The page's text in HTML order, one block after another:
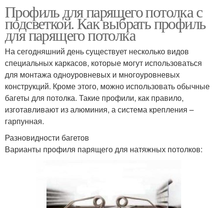
Профиль для парящего потолка с
подсветкой. Как выбрать профиль
для парящего потолка
На сегодняшний день существует несколько видов
специальных каркасов, которые могут использоваться
для монтажа одноуровневых и многоуровневых
конструкций. Кроме этого, можно использовать обычные
багеты для потолка. Такие профили, как правило,
изготавливают из алюминия, а система крепления –
гарпунная.
Разновидности багетов
Варианты профиля парящего для натяжных потолков: